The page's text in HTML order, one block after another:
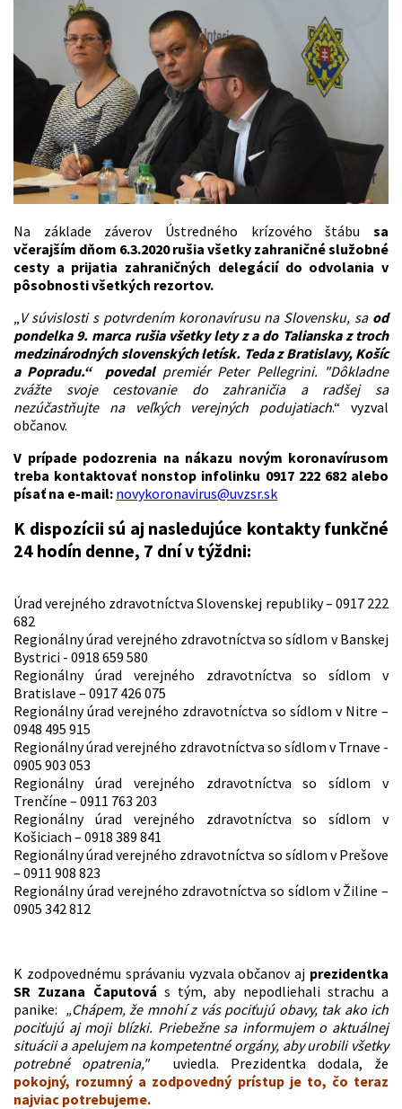
Na základe záverov Ústredného krízového štábu sa
včerajším dňom 6.3.2020 rušia všetky zahraničné služobné
cesty a prijatia zahraničných delegácií do odvolania v
pôsobnosti všetkých rezortov.
V súvislosti s potvrdením koronavírusu na Slovensku, sa od
pondelka 9. marca rušia všetky lety z a do Talianska z troch
medzinárodných slovenských letísk. Teda z Bratislavy, Košíc
a Popradu.“ povedal premiér Peter Pellegrini. "Dôkladne
zvážte svoje cestovanie do zahraničia a radšej sa
nezúčastňujte na veľkých verejných podujatiach.“ vyzval
občanov.
V prípade podozrenia na nákazu novým koronavírusom
treba kontaktovať nonstop infolinku 0917 222 682 alebo
písať na e-mail: novykoronavirus@uvzsr.sk
K dispozícii sú aj nasledujúce kontakty funkčné
24 hodín denne, 7 dní v týždni:
Úrad verejného zdravotníctva Slovenskej republiky – 0917 222
682
Regionálny úrad verejného zdravotníctva so sídlom v Banskej
Bystrici - 0918 659 580
Regionálny úrad verejného zdravotníctva so sídlom v
Bratislave – 0917 426 075
Regionálny úrad verejného zdravotníctva so sídlom v Nitre –
0948 495 915
Regionálny úrad verejného zdravotníctva so sídlom v Trnave -
0905 903 053
Regionálny úrad verejného zdravotníctva so sídlom v
Trenčíne – 0911 763 203
Regionálny úrad verejného zdravotníctva so sídlom v
Košiciach – 0918 389 841
Regionálny úrad verejného zdravotníctva so sídlom v Prešove
– 0911 908 823
Regionálny úrad verejného zdravotníctva so sídlom v Žiline –
0905 342 812
K zodpovednému správaniu vyzvala občanov aj prezidentka
SR Zuzana Čaputová s tým, aby nepodliehali strachu a
panike: „Chápem, že mnohí z vás pociťujú obavy, tak ako ich
pociťujú aj moji blízki. Priebežne sa informujem o aktuálnej
situácii a apelujem na kompetentné orgány, aby urobili všetky
potrebné opatrenia,"
uviedla. Prezidentka dodala, že
pokojný, rozumný a zodpovedný prístup je to, čo teraz
najviac potrebujeme.